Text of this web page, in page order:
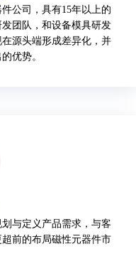
公司，具有15年以上的
团队，和设备模具研发
源头端形成差异化，并
优势。
与定义产品需求，与客
前的布局磁性元器件市